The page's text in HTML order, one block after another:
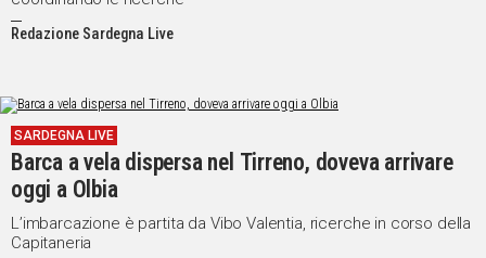
POLITICA
IN
ITALIA
NEL
MONDO
SPORT
Redazione Sardegna Live
SARDEGNA LIVE
Barca a vela dispersa nel Tirreno, doveva arrivare
oggi a Olbia
L’imbarcazione è partita da Vibo Valentia, ricerche in corso della
Capitaneria